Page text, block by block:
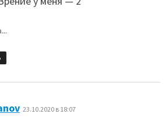
: 23.10.2020 в 18:07